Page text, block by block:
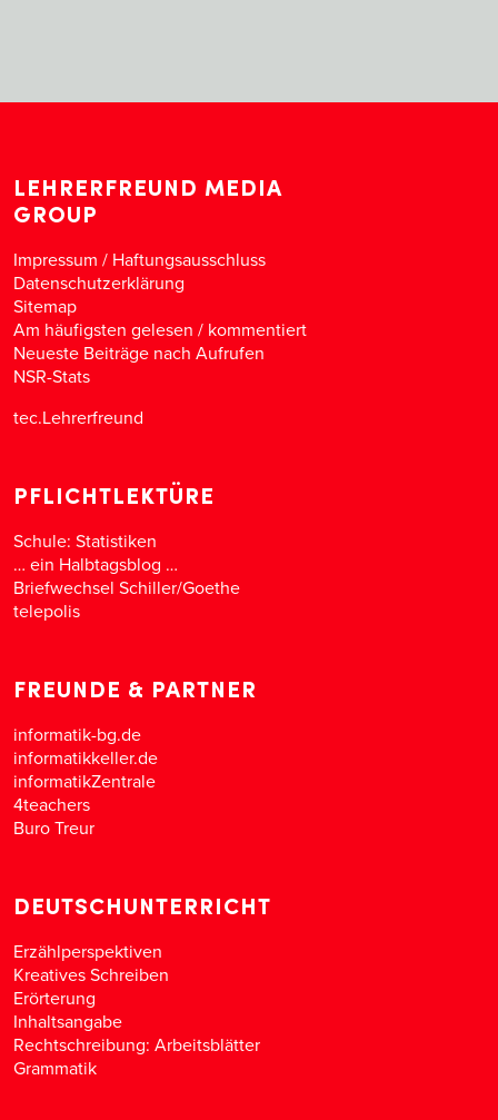
LEHRERFREUND MEDIA
GROUP
Impressum / Haftungsausschluss
Datenschutzerklärung
Sitemap
Am häufigsten gelesen / kommentiert
Neueste Beiträge nach Aufrufen
NSR-Stats
tec.Lehrerfreund
PFLICHTLEKTÜRE
Schule: Statistiken
… ein Halbtagsblog …
Briefwechsel Schiller/Goethe
telepolis
FREUNDE & PARTNER
informatik-bg.de
informatikkeller.de
informatikZentrale
4teachers
Buro Treur
DEUTSCHUNTERRICHT
Erzählperspektiven
Kreatives Schreiben
Erörterung
Inhaltsangabe
Rechtschreibung: Arbeitsblätter
Grammatik